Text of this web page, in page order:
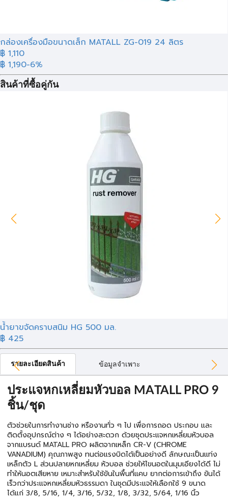
กล่องเครื่องมือขนาดเล็ก MATALL ZG-019 24 ลิตร
฿ 1,110
฿ 1,190-6%
สินค้าที่ซื้อคู่กัน
น้ำยาขจัดคราบสนิม HG 500 มล.
฿ 425
รายละเอียดสินค้า ข้อมูลจำเพาะ
ประแจหกเหลี่ยมหัวบอล MATALL PRO 9
ชิ้น/ชุด
ตัวช่วยในการทำงานช่าง หรืองานทั่ว ๆ ไป เพื่อการถอด ประกอบ และ
ติดตั้งอุปกรณ์ต่าง ๆ ได้อย่างสะดวก ด้วยชุดประแจหกเหลี่ยมหัวบอล
จากแบรนด์ MATALL PRO ผลิตจากเหล็ก CR-V (CHROME
VANADIUM) คุณภาพสูง ทนต่อแรงบิดได้เป็นอย่างดี ลักษณะเป็นแท่ง
เหล็กตัว L ส่วนปลายหกเหลี่ยม หัวบอล ช่วยให้ไขนอตในมุมเอียงได้ดี ไม่
ทำให้นอตเสียหาย เหมาะสำหรับใช้ขันในพื้นที่แคบ ยากต่อการเข้าถึง ขันได้
เร็วกว่าประแจหกเหลี่ยมหัวธรรมดา ในชุดมีประแจให้เลือกใช้ 9 ขนาด
ได้แก่ 3/8, 5/16, 1/4, 3/16, 5/32, 1/8, 3/32, 5/64, 1/16 นิ้ว